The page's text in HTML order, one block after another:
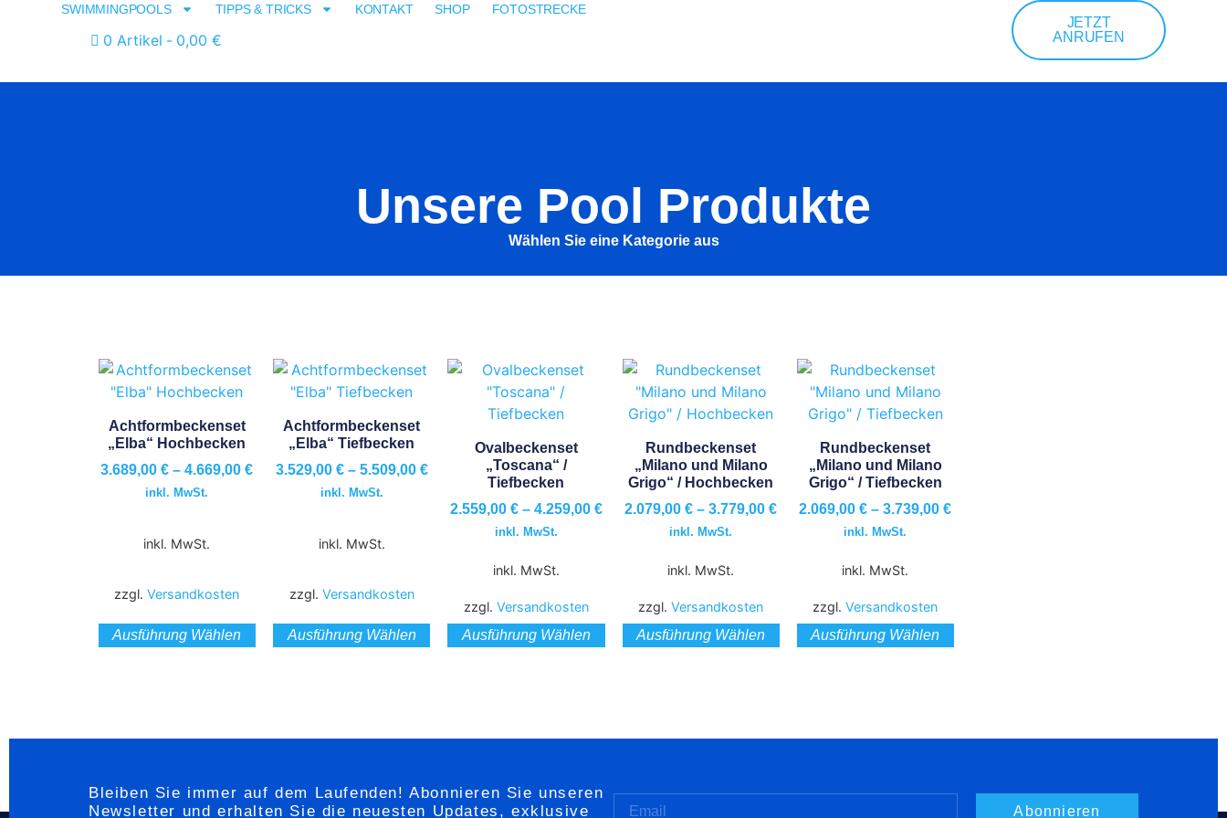
SWIMMINGPOOLS TIPPS & TRICKS KONTAKT SHOP FOTOSTRECKE
0 Artikel 0,00 €
JETZT
ANRUFEN
Unsere Pool Produkte
Wählen Sie eine Kategorie aus
Achtformbeckenset
„Elba“ Hochbecken
3.689,00€ –4.669,00€
inkl. MwSt.
inkl. MwSt.
zzgl.Versandkosten
Ausführung Wählen
Achtformbeckenset
„Elba“ Tiefbecken
3.529,00 €– 5.509,00 €
inkl. MwSt.
inkl. MwSt.
zzgl. Versandkosten
Ausführung Wählen
Ovalbeckenset
„Toscana“ /
Tiefbecken
2.559,00 €– 4.259,00 €
inkl. MwSt.
inkl. MwSt.
zzgl. Versandkosten
Ausführung Wählen
Rundbeckenset
„Milano und Milano
Grigo“ / Hochbecken
2.079,00€ –3.779,00€
inkl. MwSt.
inkl. MwSt.
zzgl.Versandkosten
Ausführung Wählen
Rundbeckenset
„Milano und Milano
Grigo“ / Tiefbecken
2.069,00€ –3.739,00€
inkl. MwSt.
inkl. MwSt.
zzgl.Versandkosten
Ausführung Wählen
Bleiben Sie immer auf dem Laufenden! Abonnieren Sie unseren
Newsletter und erhalten Sie die neuesten Updates, exklusive
Abonnieren